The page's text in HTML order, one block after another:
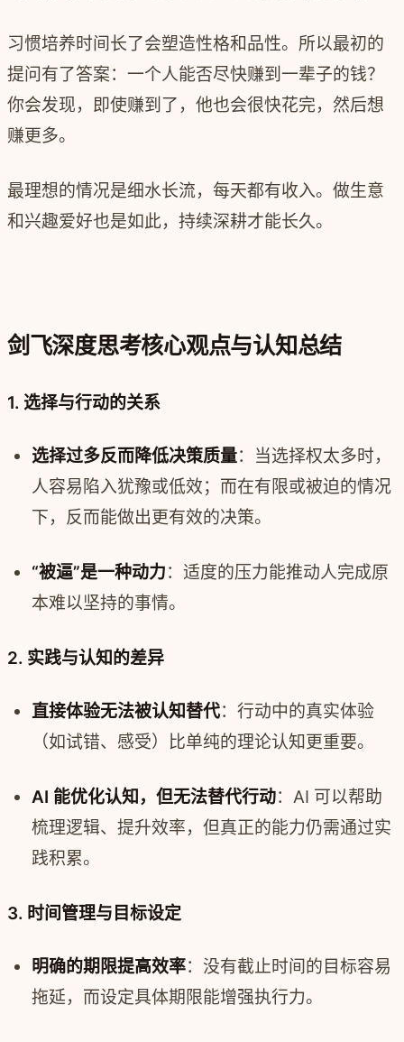
习惯培养时间长了会塑造性格和品性。所以最初的
提问有了答案：一个人能否尽快赚到一辈子的钱？
你会发现，即使赚到了，他也会很快花完，然后想
赚更多。
最理想的情况是细水长流，每天都有收入。 做生意
和兴趣爱好也是如此，持续深耕才能长久。
剑飞深度思考核心观点与认知总结
1. 选择与行动的关系
选择过多反而降低决策质量：当选择权太多时，
人容易陷入犹豫或低效；而在有限或被迫的情况
下，反而能做出更有效的决策。
“被逼”是一种动力：适度的压力能推动人完成原
本难以坚持的事情。
2. 实践与认知的差异
直接体验无法被认知替代：行动中的真实体验
（如试错、感受）比单纯的理论认知更重要。
AI 能优化认知，但无法替代行动：AI 可以帮助
梳理逻辑、提升效率，但真正的能力仍需通过实
践积累。
3. 时间管理与目标设定
明确的期限提高效率：没有截止时间的目标容易
拖延，而设定具体期限能增强执行力。